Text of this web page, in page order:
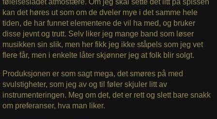
følelsesladet atmosfære. Om jeg skal sette det litt på spissen
kan det høres ut som om de dveler mye i det samme hele
tiden, de har funnet elementene de vil ha med, og bruker
disse jevnt og trutt. Selv liker jeg mange band som løser
musikken sin slik, men her fikk jeg ikke ståpels som jeg vet
flere får, men i enkelte låter skjønner jeg at folk blir solgt.
Produksjonen er som sagt mega, det smøres på med
svulstigheter, som jeg av og til føler skjuler litt av
instrumenteringen. Meg om det, det er rett og slett bare snakk
om preferanser, hva man liker.